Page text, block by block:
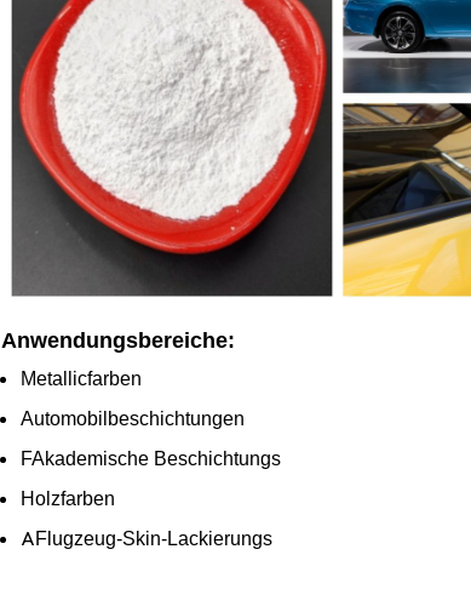
Anwendungsbereiche:
Metallicfarben
Automobilbeschichtungen
FAkademische Beschichtungs
Holzfarben
AFlugzeug-Skin-Lackierungs